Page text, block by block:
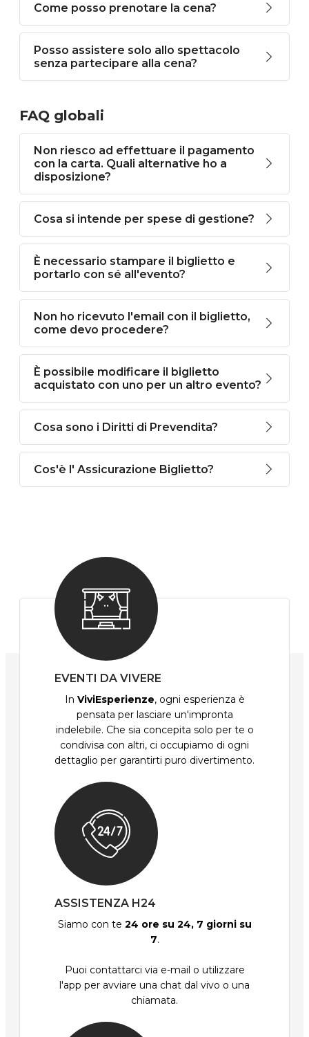
Come posso prenotare la cena?
Posso assistere solo allo spettacolo
senza partecipare alla cena?
FAQ globali
Non riesco ad effettuare il pagamento
con la carta. Quali alternative ho a
disposizione?
Cosa si intende per spese di gestione?
È necessario stampare il biglietto e
portarlo con sé all'evento?
Non ho ricevuto l'email con il biglietto,
come devo procedere?
È possibile modificare il biglietto
acquistato con uno per un altro evento?
Cosa sono i Diritti di Prevendita?
Cos'è l' Assicurazione Biglietto?
EVENTI DA VIVERE
In ViviEsperienze, ogni esperienza è
pensata per lasciare un'impronta
indelebile. Che sia concepita solo per te o
condivisa con altri, ci occupiamo di ogni
dettaglio per garantirti puro divertimento.
ASSISTENZA H24
Siamo con te 24 ore su 24, 7 giorni su
7.
Puoi contattarci via e-mail o utilizzare
l'app per avviare una chat dal vivo o una
chiamata.